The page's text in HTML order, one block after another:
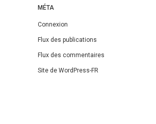
MÉTA
Connexion
Flux des publications
Flux des commentaires
Site de WordPress-FR